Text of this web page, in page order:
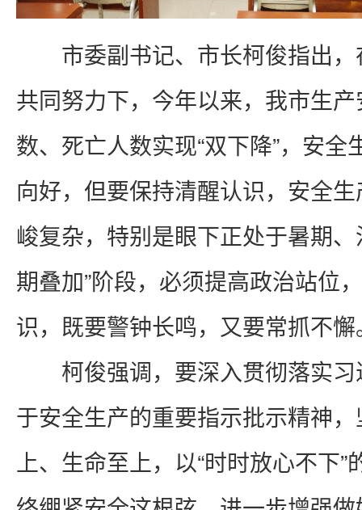
市委副书记、市长柯俊指出，
共同努力下，今年以来，我市生
数、死亡人数实现“双下降”，安全
向好，但要保持清醒认识，安全
峻复杂，特别是眼下正处于暑期、
期叠加”阶段，必须提高政治站位
识，既要警钟长鸣，又要常抓不懈
柯俊强调，要深入贯彻落实习
于安全生产的重要指示批示精神
上、生命至上，以“时时放心不下”